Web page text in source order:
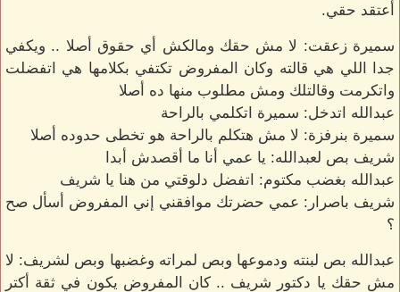
أعتقد حقي.
سميرة زعقت: لا مش حقك ومالكش أي حقوق أصلا .. ويكفي
جدا اللي هي قالته وكان المفروض تكتفي بكلامها هي اتفضلت
واتكرمت وقالتلك ومش مطلوب منها ده أصلا
عبدالله اتدخل: سميرة اتكلمي بالراحة
سميرة بنرفزة: لا مش هتكلم بالراحة هو تخطى حدوده أصلا
شريف بص لعبدالله: يا عمي أنا ما أقصدش أبدا
عبدالله بغضب مكتوم: اتفضل دلوقتي من هنا يا شريف
شريف باصرار: عمي حضرتك موافقني إني المفروض أسأل صح
؟
عبدالله بص لبنته ودموعها وبص لمراته وغضبها وبص لشريف: لا
مش حقك يا دكتور شريف .. كان المفروض يكون في ثقة أكتر